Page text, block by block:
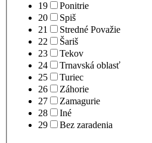
19
Ponitrie
20
Spiš
21
Stredné Považie
22
Šariš
23
Tekov
24
Trnavská oblasť
25
Turiec
26
Záhorie
27
Zamagurie
28
Iné
29
Bez zaradenia